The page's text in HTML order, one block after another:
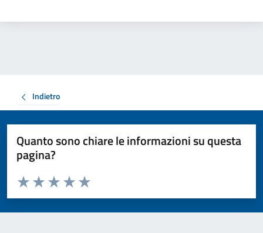
Indietro
Quanto sono chiare le informazioni su questa
pagina?
Valuta da 1 a 5 stelle la pagina
Valuta 5 stelle su 5
Valuta 4 stelle su 5
Valuta 3 stelle su 5
Valuta 2 stelle su 5
Valuta 1 stelle su 5